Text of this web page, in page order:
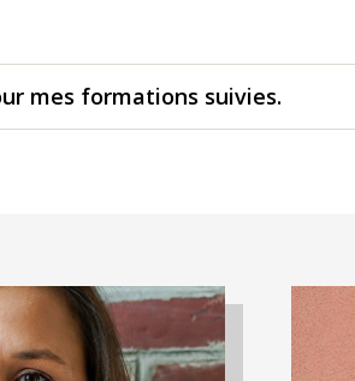
mes formations suivies.